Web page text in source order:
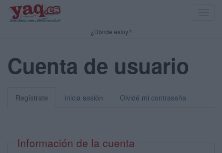
¿Dónde estoy?
Cuenta de usuario
Regístrate inicia sesión Olvidé mi contraseña
Información de la cuenta